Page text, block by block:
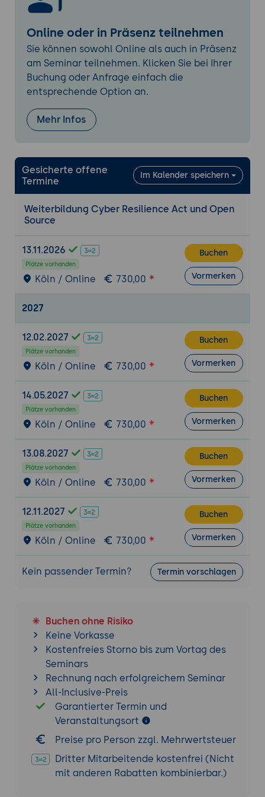
Anforderungen an die Qualifikation und
Kompetenzen eines Cybersecurity
Officers
Integration des Cybersecurity Officers in
die Unternehmensstruktur
Zusammenarbeit mit anderen
Compliance)
Dokumentation
Erstellung und Pflege technischer
Dokumentation (Artikel 15-17)
Kennzeichnung (Artikel 18-20)
Programmen für digitale Produkte (Artikel
21-23)
Überwachung und Auditierung von
Integration von Open Source in digitale
Rechtliche und Compliance-
Anforderungen bei der Nutzung von Open
Source (Artikel 25-27)
Rolle der Open Source Stewards im
Rahmen des Cyber Resilience Act (Artikel
Technische und organisatorische
Maßnahmen zur Sicherstellung der
Compliance
Fallstudien und Diskussion:
Herausforderungen und Best Practices
Sicherheitsattestierung für Open Source
Definition und Bedeutung der
Sicherheitsattestierung (Artikel 29-31)
Verfahren und Anforderungen zur
Sicherheitsattestierung von Open Source
Erfolgreiche Sicherheitsattestierung von
Open Source Projekten
Abschluss und Ausblick
Zusammenfassung und offene Fragen
Zukünftige Entwicklungen und Trends im
Bereich Cyber Resilience und Recht
Networking und Erfahrungsaustausch
Online oder in Präsenz teilnehmen
Sie können sowohl Online als auch in Präsenz
am Seminar teilnehmen. Klicken Sie bei Ihrer
Buchung oder Anfrage einfach die
entsprechende Option an.
Mehr Infos
Gesicherte offene
Termine
Im Kalender speichern
Weiterbildung Cyber Resilience Act und Open
Source
13.11.2026
Plätze vorhanden
Köln / Online 730,00
Buchen
Vormerken
2027
12.02.2027
Plätze vorhanden
Köln / Online 730,00
Buchen
Vormerken
14.05.2027
Plätze vorhanden
Köln / Online 730,00
Buchen
Vormerken
13.08.2027
Plätze vorhanden
Köln / Online 730,00
Buchen
Vormerken
12.11.2027
Plätze vorhanden
Köln / Online 730,00
Buchen
Vormerken
Kein passender Termin? Termin vorschlagen
Buchen ohne Risiko
Keine Vorkasse
Kostenfreies Storno bis zum Vortag des
Seminars
Rechnung nach erfolgreichem Seminar
All-Inclusive-Preis
Garantierter Termin und
Veranstaltungsort
Preise pro Person zzgl. Mehrwertsteuer
Dritter Mitarbeitende kostenfrei (Nicht
mit anderen Rabatten kombinierbar.)